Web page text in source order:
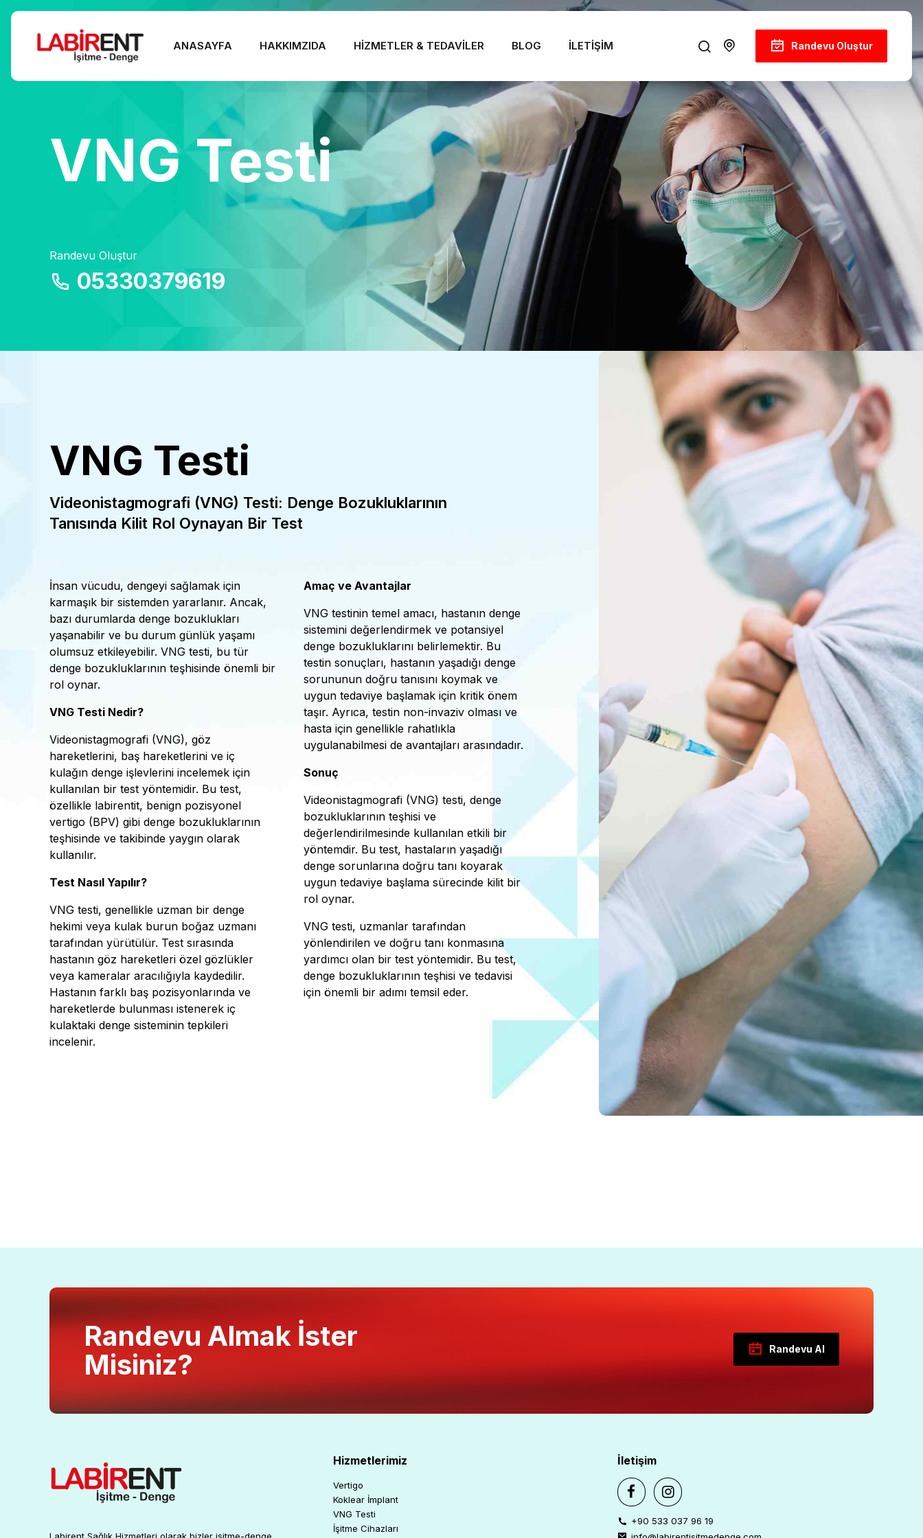
Randevu Oluştur
ANASAYFA HAKKIMZIDA HIZMETLER & TEDAVILER BLOG İLETIŞIM
VNG Testi
Randevu Oluştur
05330379619
VNG Testi
Videonistagmografi (VNG) Testi: Denge Bozukluklarının
Tanısında Kilit Rol Oynayan Bir Test
İnsan vücudu, dengeyi sağlamak için
karmaşık bir sistemden yararlanır. Ancak,
bazı durumlarda denge bozuklukları
yaşanabilir ve bu durum günlük yaşamı
olumsuz etkileyebilir. VNG testi, bu tür
denge bozukluklarının teşhisinde önemli bir
rol oynar.
VNG Testi Nedir?
Videonistagmografi (VNG), göz
hareketlerini, baş hareketlerini ve iç
kulağın denge işlevlerini incelemek için
kullanılan bir test yöntemidir. Bu test,
özellikle labirentit, benign pozisyonel
vertigo (BPV) gibi denge bozukluklarının
teşhisinde ve takibinde yaygın olarak
kullanılır.
Test Nasıl Yapılır?
VNG testi, genellikle uzman bir denge
hekimi veya kulak burun boğaz uzmanı
tarafından yürütülür. Test sırasında
hastanın göz hareketleri özel gözlükler
veya kameralar aracılığıyla kaydedilir.
Hastanın farklı baş pozisyonlarında ve
hareketlerde bulunması istenerek iç
kulaktaki denge sisteminin tepkileri
incelenir.
Amaç ve Avantajlar
VNG testinin temel amacı, hastanın denge
sistemini değerlendirmek ve potansiyel
denge bozukluklarını belirlemektir. Bu
testin sonuçları, hastanın yaşadığı denge
sorununun doğru tanısını koymak ve
uygun tedaviye başlamak için kritik önem
taşır. Ayrıca, testin non-invaziv olması ve
hasta için genellikle rahatlıkla
uygulanabilmesi de avantajları arasındadır.
Sonuç
Videonistagmografi (VNG) testi, denge
bozukluklarının teşhisi ve
değerlendirilmesinde kullanılan etkili bir
yöntemdir. Bu test, hastaların yaşadığı
denge sorunlarına doğru tanı koyarak
uygun tedaviye başlama sürecinde kilit bir
rol oynar.
VNG testi, uzmanlar tarafından
yönlendirilen ve doğru tanı konmasına
yardımcı olan bir test yöntemidir. Bu test,
denge bozukluklarının teşhisi ve tedavisi
için önemli bir adımı temsil eder.
Randevu Almak İster
Misiniz?
Randevu Al
Labirent Sağlık Hizmetleri olarak bizler işitme-denge
Hizmetlerimiz
Vertigo
Koklear İmplant
VNG Testi
İşitme Cihazları
İletişim
+90 533 037 96 19